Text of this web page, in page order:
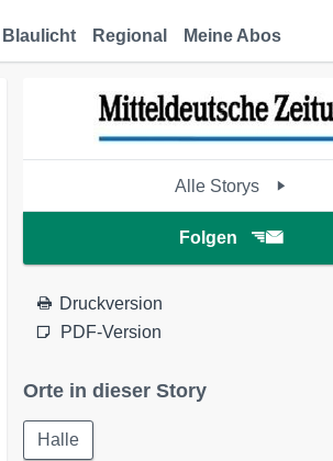
Blaulicht Regional Meine Abos
Alle Storys
Folgen
Druckversion
PDF-Version
Orte in dieser Story
Halle